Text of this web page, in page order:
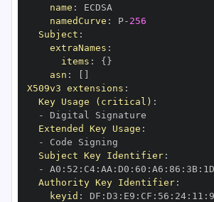
name :
namedCurve : P- 256
Subject :
extraNames :
items : { }
asn :
X509v3 extensions :
Key Usage (critical) :
-
Extended Key Usage :
-
Subject Key Identifier:
-
A0 : 52 : C4: AA : D0 : 60 : A6 : 86 : 3B: 1D
Authority Key Identifier:
keyid : DF : D3 : E9 : CF : 56 : 24: 11 :